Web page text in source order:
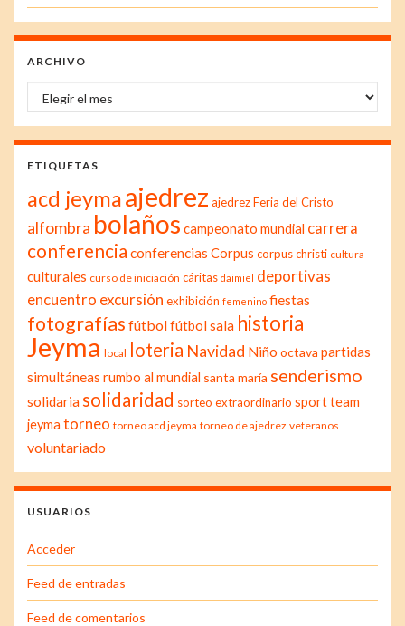
ARCHIVO
Archivo
ETIQUETAS
acd jeymaajedrez ajedrez Feria del Cristo
alfombra bolaños campeonato mundial carrera
conferencia conferencias Corpus corpus christi cultura
culturales curso de iniciación cáritas daimiel deportivas
encuentro excursión exhibición femenino fiestas
fotografías fútbolfútbol sala historia
Jeyma local loteria Navidad Niño octava partidas
simultáneas rumbo al mundial santa maría senderismo
solidariasolidaridad sorteo extraordinario sport team
jeyma torneo torneo acd jeyma torneo de ajedrez veteranos
voluntariado
USUARIOS
Acceder
Feed de entradas
Feed de comentarios